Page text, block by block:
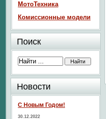
МотоТехника
Комиссионные модели
Поиск
Новости
С Новым Годом!
30.12.2022